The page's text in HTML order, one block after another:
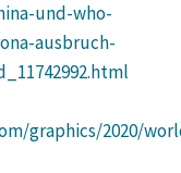
und-who-
ausbruch-
graphics/2020/